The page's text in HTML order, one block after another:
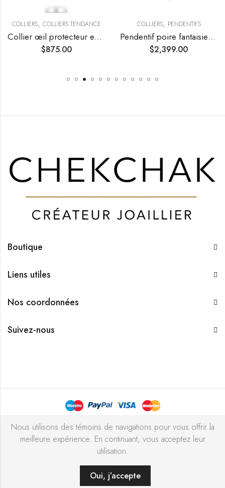
ACHETER MAINTENANT
COLLIERS, COLLIERS TENDANCE
Collier œil protecteur en diamants
$875.00
COLLIERS, PENDENTIFS
Pendentif poire fantaisie serti de pierres précieuses et de diamants
$2,399.00
Boutique
Liens utiles
Nos coordonnées
Suivez-nous
Bijouterie Chekchak Inc © 2026 Tous droits réservés - Réalisé
avec ♥ par l’agence ZIGZAG
Nous utilisons des témoins de navigations pour vous offrir la
meilleure expérience. En continuant, vous acceptez leur
utilisation.
Oui, j’accepte